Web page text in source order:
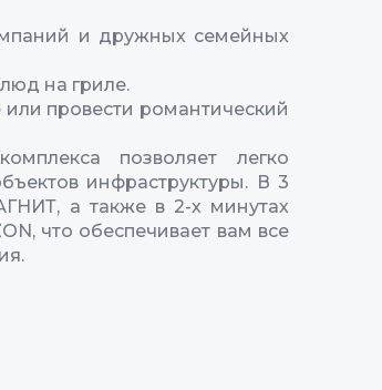
и дружных семейных
на гриле.
провести романтический
позволяет легко
инфраструктуры. В 3
а также в 2-х минутах
что обеспечивает вам все